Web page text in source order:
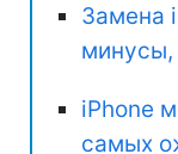
Замена
минусы,
iPhone
самых